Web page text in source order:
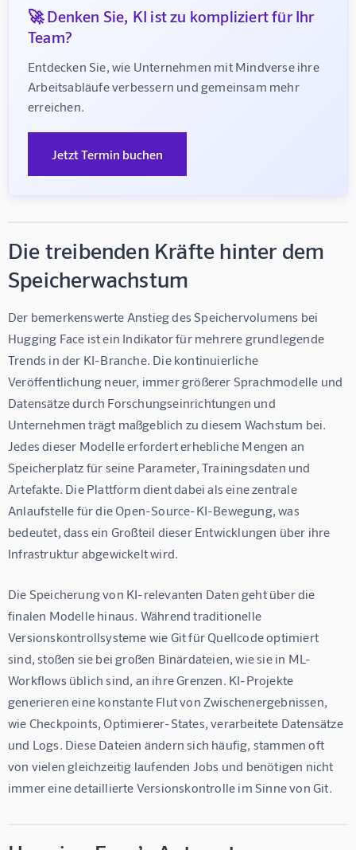
🚀 Denken Sie, KI ist zu kompliziert für Ihr
Team?
Entdecken Sie, wie Unternehmen mit Mindverse ihre
Arbeitsabläufe verbessern und gemeinsam mehr
erreichen.
Jetzt Termin buchen
Die treibenden Kräfte hinter dem
Speicherwachstum
Der bemerkenswerte Anstieg des Speichervolumens bei
Hugging Face ist ein Indikator für mehrere grundlegende
Trends in der KI-Branche. Die kontinuierliche
Veröffentlichung neuer, immer größerer Sprachmodelle und
Datensätze durch Forschungseinrichtungen und
Unternehmen trägt maßgeblich zu diesem Wachstum bei.
Jedes dieser Modelle erfordert erhebliche Mengen an
Speicherplatz für seine Parameter, Trainingsdaten und
Artefakte. Die Plattform dient dabei als eine zentrale
Anlaufstelle für die Open-Source-KI-Bewegung, was
bedeutet, dass ein Großteil dieser Entwicklungen über ihre
Infrastruktur abgewickelt wird.
Die Speicherung von KI-relevanten Daten geht über die
finalen Modelle hinaus. Während traditionelle
Versionskontrollsysteme wie Git für Quellcode optimiert
sind, stoßen sie bei großen Binärdateien, wie sie in ML-
Workflows üblich sind, an ihre Grenzen. KI-Projekte
generieren eine konstante Flut von Zwischenergebnissen,
wie Checkpoints, Optimierer-States, verarbeitete Datensätze
und Logs. Diese Dateien ändern sich häufig, stammen oft
von vielen gleichzeitig laufenden Jobs und benötigen nicht
immer eine detaillierte Versionskontrolle im Sinne von Git.